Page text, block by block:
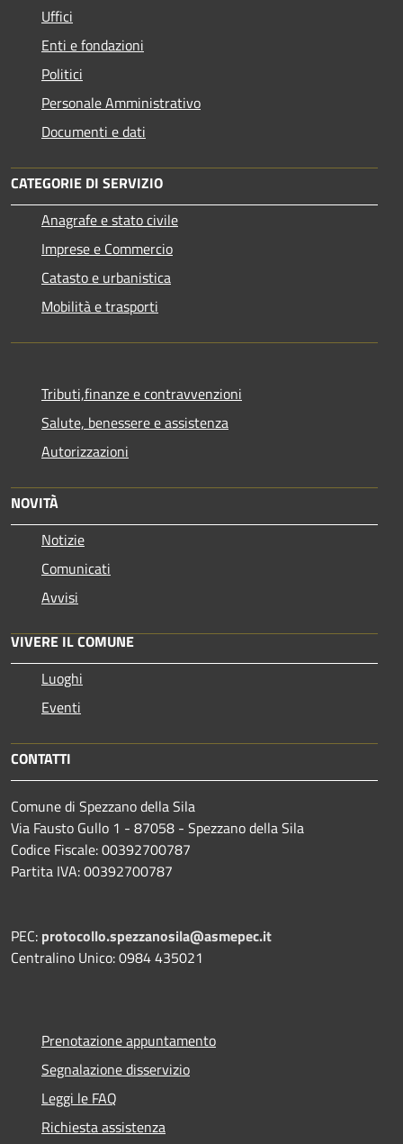
Uffici
Enti e fondazioni
Politici
Personale Amministrativo
Documenti e dati
CATEGORIE DI SERVIZIO
Anagrafe e stato civile
Imprese e Commercio
Catasto e urbanistica
Mobilità e trasporti
Tributi,finanze e contravvenzioni
Salute, benessere e assistenza
Autorizzazioni
NOVITÀ
Notizie
Comunicati
Avvisi
VIVERE IL COMUNE
Luoghi
Eventi
CONTATTI
Comune di Spezzano della Sila
Via Fausto Gullo 1 - 87058 - Spezzano della Sila
Codice Fiscale: 00392700787
Partita IVA: 00392700787
PEC: protocollo.spezzanosila@asmepec.it
Centralino Unico: 0984 435021
Prenotazione appuntamento
Segnalazione disservizio
Leggi le FAQ
Richiesta assistenza